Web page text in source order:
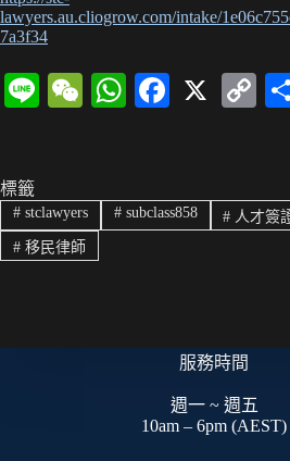
lawyers.au.cliogrow.com/intake/
7a3f34
Li W
ha
t
W
A
pp
Fa
ok
X
C
Li
nk
標籤
#stclawyers #subclass858 # 人才簽
#移民律師
服務時間
週一 ~ 週五
10am – 6pm (AEST)